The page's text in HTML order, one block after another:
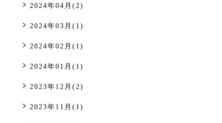
2024年04月(2)
2024年03月(1)
2024年02月(1)
2024年01月(1)
2023年12月(2)
2023年11月(1)